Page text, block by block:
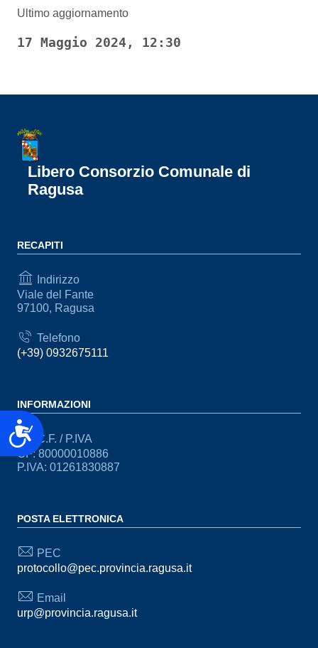
Accessibilità
Ultimo aggiornamento
17 Maggio 2024, 12:30
Libero Consorzio Comunale di
Ragusa
RECAPITI
Indirizzo
Viale del Fante
97100, Ragusa
Telefono
(+39) 0932675111
INFORMAZIONI
C.F. / P.IVA
CF: 80000010886
P.IVA: 01261830887
POSTA ELETTRONICA
PEC
protocollo@pec.provincia.ragusa.it
Email
urp@provincia.ragusa.it